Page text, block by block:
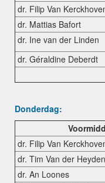
dr. Filip Van
dr. Mattias Bafort
dr. Ine van der Linden
dr. Géraldine Deberdt
Donderdag:
dr. Filip Van
dr. Tim Van der Heyden
dr. An Loones